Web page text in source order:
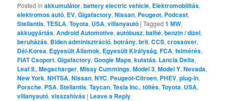
Posted in akkumulátor,battery electric vehicle, Elektromobilitás,
elektromos autó, EV,Gigafactory,Nissan, Peugeot, Podcast,
Stellantis,TESLA,Toyota, USA,villanyautó |Tagged 1 MW,
akkugyártás,Android Automotive,autóbusz,balhé,benzin / dízel,
beruházás, Biden adminisztráció,botrány,brit,CCS,crossover,
Dél-Korea, Egyesült Államok, Egyesült Királyság,FCA,felmérés,
FIAT Csoport,Gigafactory,Google Maps,kutatás, Lancia Delta,
Leaf II.,Megacharger,Missy Cummings,Model 3,Model Y,Nevada,
New York,NHTSA,Nissan,NYC, Peugeot-Citroen, PHEV,plug-in,
Porsche, PSA,Stellantis,Taycan,Tesla Inc.,töltés,Toyota, USA,
villanyautó,visszahívás | Leave a Reply